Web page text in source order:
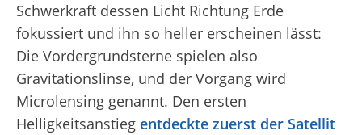
Schwerkraft dessen Licht Richtung Erde
fokussiert und ihn so heller erscheinen lässt:
Die Vordergrundsterne spielen also
Gravitationslinse, und der Vorgang wird
Microlensing genannt. Den ersten
Helligkeitsanstieg entdeckte zuerst der Satellit